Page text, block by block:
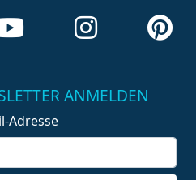
ANMELDEN
Adresse